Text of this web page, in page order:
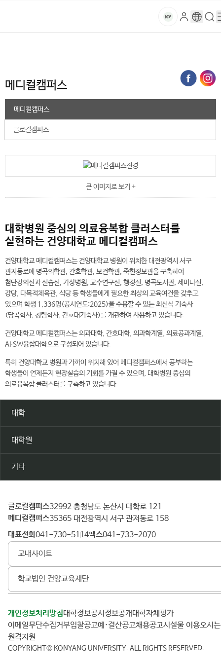
건
대
학
교
마
로
그
구
글
검
색
메
뉴
로
메디컬캠퍼스
메디컬캠퍼스
글로컬캠퍼스
큰 이미지로 보기 +
대학병원 중심의 의료융복합 클러스터를
실현하는 건양대학교 메디컬캠퍼스
건양대학교 메디컬캠퍼스는 건양대학교 병원이 위치한 대전광역시 서구
관저동로에 명곡의학관, 간호학관, 보건학관, 죽헌정보관을 구축하여
첨단강의실과 실습실, 가상병원, 교수연구실, 행정실, 명곡도서관, 세미나실,
강당, 다목적체육관, 식당 등 학생들에게 필요한 최상의 교육여건을 갖추고
있으며 학생 1,336명(공시연도:2025)을 수용할 수 있는 최신식 기숙사
(담곡학사, 청림학사, 간호대기숙사)를 개관하여 사용하고 있습니다.
건양대학교 메디컬캠퍼스는 의과대학, 간호대학, 의과학계열, 의료공과계열,
AI∙SW융합대학으로 구성되어 있습니다.
특히 건양대학교 병원과 가까이 위치해 있어 메디컬캠퍼스에서 공부하는
학생들이 언제든지 현장실습의 기회를 가질 수 있으며, 대학병원 중심의
의료융복합 클러스터를 구축하고 있습니다.
대학
대학원
기타
건
양
대
학
글로컬캠퍼스 32992 충청남도 논산시 대학로 121
메디컬캠퍼스 35365 대전광역시 서구 관저동로 158
대표전화 041-730-5114 팩스 041-733-2070
교내사이트
학교법인 건양교육재단
개인정보처리방침 대학정보공시 정보공개
대학자체평가
이메일무단수집거부
입찰공고 예·결산공고 채용공고 시설물 이용
오시
원격지원
COPYRIGHT© KONYANG UNIVERSITY. ALL RIGHTS RESERVED.